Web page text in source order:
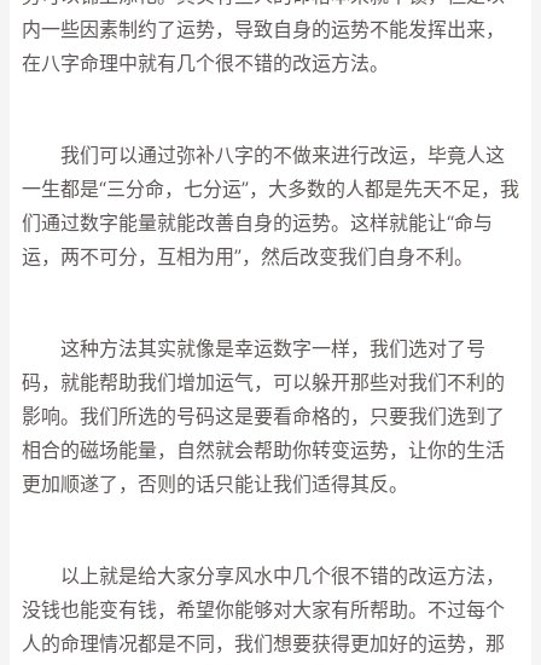
内一些因素制约了运势，导致自身的运势不能发挥出来，
在八字命理中就有几个很不错的改运方法。
我们可以通过弥补八字的不做来进行改运，毕竟人这
一生都是“三分命，七分运”，大多数的人都是先天不足，我
们通过数字能量就能改善自身的运势。这样就能让“命与
运，两不可分，互相为用”，然后改变我们自身不利。
这种方法其实就像是幸运数字一样，我们选对了号
码，就能帮助我们增加运气，可以躲开那些对我们不利的
影响。我们所选的号码这是要看命格的，只要我们选到了
相合的磁场能量，自然就会帮助你转变运势，让你的生活
更加顺遂了，否则的话只能让我们适得其反。
以上就是给大家分享风水中几个很不错的改运方法，
没钱也能变有钱，希望你能够对大家有所帮助。不过每个
人的命理情况都是不同，我们想要获得更加好的运势，那